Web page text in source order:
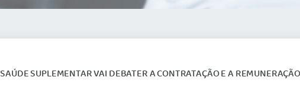
SUPLEMENTAR VAI DEBATER A CONTRATAÇÃO E A REMUNERAÇÃO DO TRABALHO MÉDICO, DEFINE